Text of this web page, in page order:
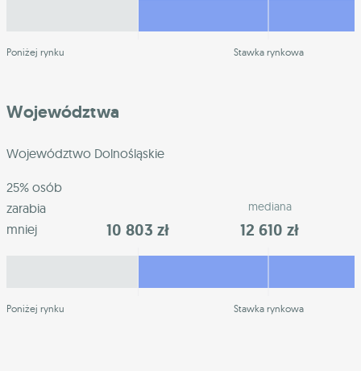
Poniżej rynku Stawka rynkowa
Województwa
Województwo Dolnośląskie
25% osób
zarabia
mniej
10 803 zł
mediana
12 610 zł
Poniżej rynku Stawka rynkowa